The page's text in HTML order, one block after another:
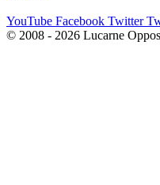
YouTube Facebook Twitter
© 2008 - 2026 Lucarne